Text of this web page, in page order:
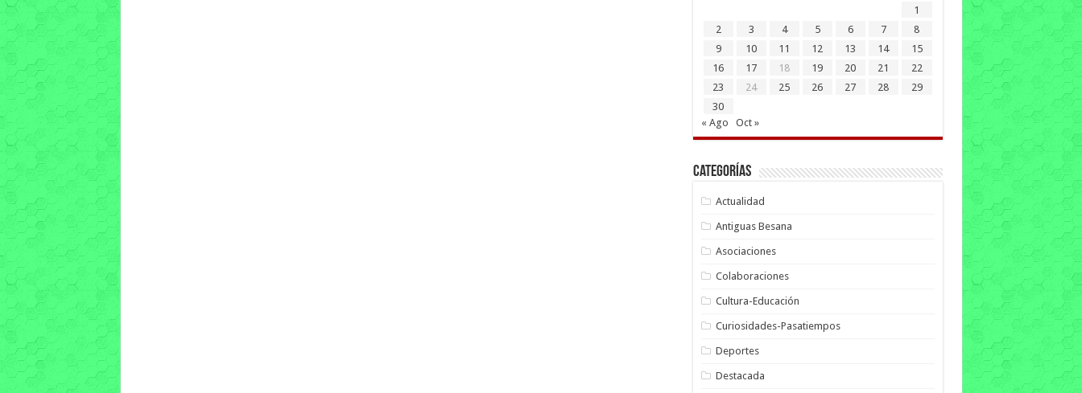
1
2
3 4 5 6 7
8
9
10 11 12 13 14
15
16
17 18 19 20 21
22
23
24 25 26 27 28
29
30
« Ago
Oct »
Categorías
Actualidad
Antiguas Besana
Asociaciones
Colaboraciones
Cultura-Educación
Curiosidades-Pasatiempos
Deportes
Destacada